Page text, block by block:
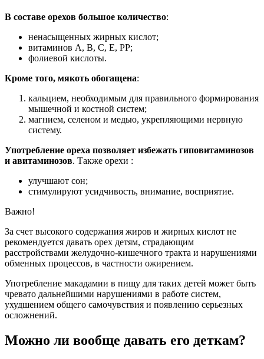
В составе орехов большое количество:
ненасыщенных жирных кислот;
витаминов A, B, C, E, PP;
фолиевой кислоты.
Кроме того, мякоть обогащена:
кальцием, необходимым для правильного формирования
мышечной и костной систем;
магнием, селеном и медью, укрепляющими нервную
систему.
Употребление ореха позволяет избежать гиповитаминозов
и авитаминозов. Также орехи :
улучшают сон;
стимулируют усидчивость, внимание, восприятие.
Важно!
За счет высокого содержания жиров и жирных кислот не
рекомендуется давать орех детям, страдающим
расстройствами желудочно-кишечного тракта и нарушениями
обменных процессов, в частности ожирением.
Употребление макадамии в пищу для таких детей может быть
чревато дальнейшими нарушениями в работе систем,
ухудшением общего самочувствия и появлению серьезных
осложнений.
Можно ли вообще давать его деткам?